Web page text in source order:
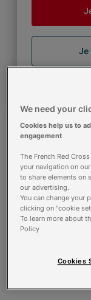
Je
Liste des
J'accède à la
We need your
Cookies help us to
engagement
The French Red
your navigation on
to share elements on
our advertising.
You can change your
clicking on "cookie
To learn more about
Policy
Cookies